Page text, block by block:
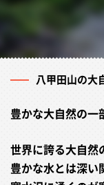
八甲田山の大
豊かな大自然の一
世界に誇る大自然
豊かな水とは深い